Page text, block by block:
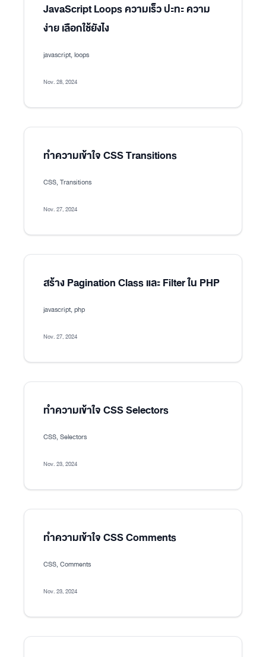
JavaScript Loops ความเร็ว ปะทะ ความ
ง่าย เลือกใช้ยังไง
javascript, loops
Nov. 28, 2024
ทำความเข้าใจ CSS Transitions
CSS, Transitions
Nov. 27, 2024
สร้าง Pagination Class และ Filter ใน PHP
javascript, php
Nov. 27, 2024
ทำความเข้าใจ CSS Selectors
CSS, Selectors
Nov. 23, 2024
ทำความเข้าใจ CSS Comments
CSS, Comments
Nov. 23, 2024